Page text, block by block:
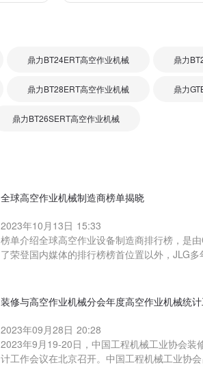
鼎力BT24ERT高空作业机械 鼎力
鼎力BT28ERT高空作业机械 鼎力
鼎力BT26SERT高空作业机械
全球高空作业机械制造商榜单揭晓
2023年10月13日 15:33
榜单介绍全球高空作业设备制造商排行榜，是
了荣登国内媒体的排行榜榜首位置以外，JLG
装修与高空作业机械分会年度高空作业机械统
2023年09月28日 20:28
2023年9月19-20日，中国工程机械工业协会装
计工作会议在北京召开。中国工程机械工业协